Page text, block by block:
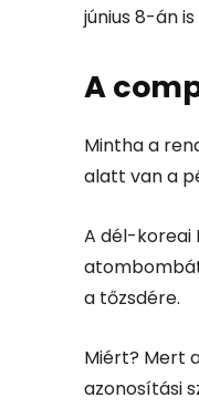
június 8-án
A
Mintha a
alatt van a
A dél-koreai
a tőzsdére.
Miért? Mert
azonosítási